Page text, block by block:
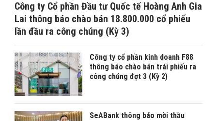
Công ty Cổ phần Đầu tư Quốc tế Hoàng Anh Gia
Lai thông báo chào bán 18.800.000 cổ phiếu
lần đầu ra công chúng (Kỳ 3)
Công ty cổ phần kinh doanh F88
thông báo chào bán trái phiếu ra
công chúng đợt 3 (Kỳ 2)
SeABank thông báo mời thầu